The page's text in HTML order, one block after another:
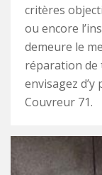
critères
ou encore
demeure le
réparation de
envisagez
Couvreur 71.